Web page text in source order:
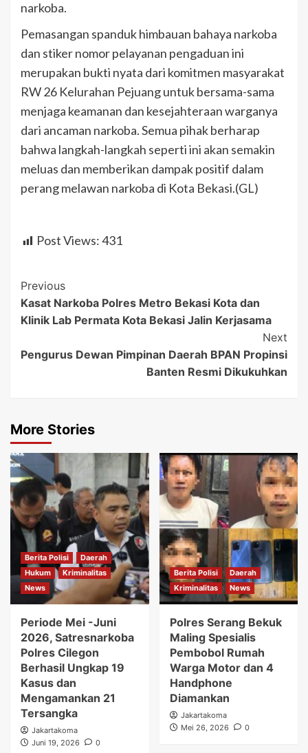
narkoba.
Pemasangan spanduk himbauan bahaya narkoba
dan stiker nomor pelayanan pengaduan ini
merupakan bukti nyata dari komitmen masyarakat
RW 26 Kelurahan Pejuang untuk bersama-sama
menjaga keamanan dan kesejahteraan warganya
dari ancaman narkoba. Semua pihak berharap
bahwa langkah-langkah seperti ini akan semakin
meluas dan memberikan dampak positif dalam
perang melawan narkoba di Kota Bekasi.(GL)
Post Views:431
Post
Navigation
Previous
Kasat Narkoba Polres Metro Bekasi Kota dan
Klinik Lab Permata Kota Bekasi Jalin Kerjasama
Next
Pengurus Dewan Pimpinan Daerah BPAN Propinsi
Banten Resmi Dikukuhkan
More Stories
Berita Polisi
Daerah
Hukum
Kriminalitas
News
Periode Mei -Juni
2026, Satresnarkoba
Polres Cilegon
Berhasil Ungkap 19
Kasus dan
Mengamankan 21
Tersangka
Jakartakoma
Juni 19, 2026
0
Berita Polisi
Daerah
Kriminalitas
News
Polres Serang Bekuk
Maling Spesialis
Pembobol Rumah
Warga Motor dan 4
Handphone
Diamankan
Jakartakoma
Mei 26, 2026
0